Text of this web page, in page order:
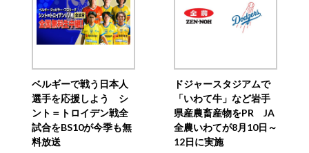
ベルギーで戦う日本人
選手を応援しよう シ
ント＝トロイデン戦全
試合をBS10が今季も無
料放送
ドジャースタジアムで
「いわて牛」など岩手
県産農畜産物をPR JA
全農いわてが8月10日～
12日に実施